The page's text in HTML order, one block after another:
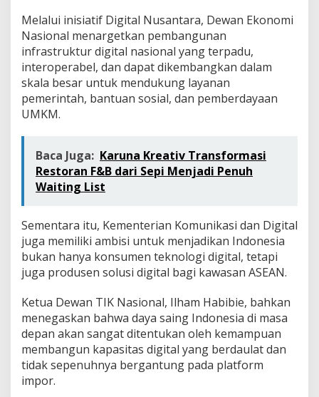
Melalui inisiatif Digital Nusantara, Dewan Ekonomi
Nasional menargetkan pembangunan
infrastruktur digital nasional yang terpadu,
interoperabel, dan dapat dikembangkan dalam
skala besar untuk mendukung layanan
pemerintah, bantuan sosial, dan pemberdayaan
UMKM.
Baca Juga: Karuna Kreativ Transformasi
Restoran F&B dari Sepi Menjadi Penuh
Waiting List
Sementara itu, Kementerian Komunikasi dan Digital
juga memiliki ambisi untuk menjadikan Indonesia
bukan hanya konsumen teknologi digital, tetapi
juga produsen solusi digital bagi kawasan ASEAN.
Ketua Dewan TIK Nasional, Ilham Habibie, bahkan
menegaskan bahwa daya saing Indonesia di masa
depan akan sangat ditentukan oleh kemampuan
membangun kapasitas digital yang berdaulat dan
tidak sepenuhnya bergantung pada platform
impor.